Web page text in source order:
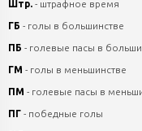
Штр. - штрафное время
ГБ - голы в большинстве
ПБ - голевые пасы в
ГМ - голы в меньшинстве
ПМ - голевые пасы в
ПГ - победные голы